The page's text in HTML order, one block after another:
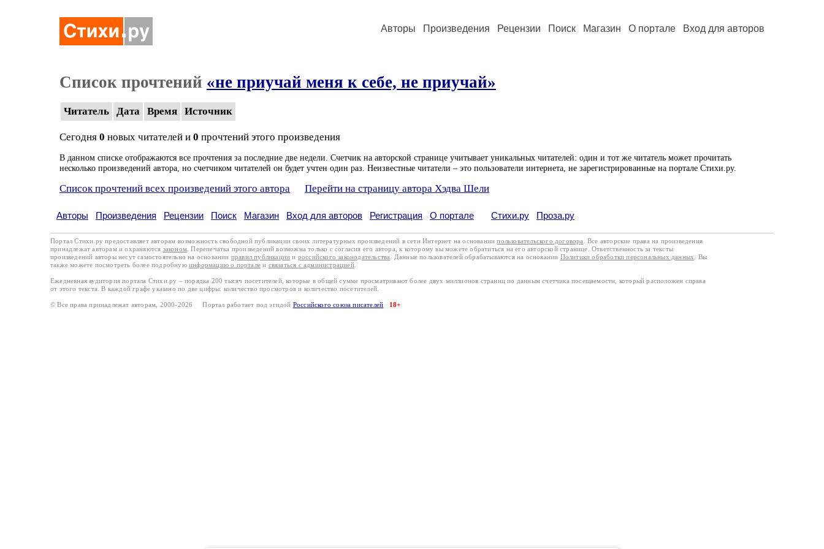
Авторы Произведения Рецензии Поиск Магазин О портале Вход для авторов
Список прочтений «не приучай меня к себе, не приучай»
Читатель Дата Время Источник
Сегодня 0 новых читателей и 0 прочтений этого произведения
В данном списке отображаются все прочтения за последние две недели. Счетчик на авторской странице учитывает уникальных читателей: один и тот же читатель может прочитать
несколько произведений автора, но счетчиком читателей он будет учтен один раз. Неизвестные читатели – это пользователи интернета, не зарегистрированные на портале Стихи.ру.
Список прочтений всех произведений этого автора Перейти на страницу автора Хэдва Шели
Авторы Произведения Рецензии Поиск Магазин Вход для авторов Регистрация О портале Стихи.ру Проза.ру
Портал Стихи.ру предоставляет авторам возможность свободной публикации своих литературных произведений в сети Интернет на основаниипользовательского договора
. Все авторские права на произведения
принадлежат авторам и охраняются законом . Перепечатка произведений возможна только с согласия его автора, к которому вы можете обратиться на его авторской странице. Ответственность за тексты
произведений авторы несут самостоятельно на основании правил публикации и российского законодательства . Данные пользователей обрабатываются на основании Политики обработки персональных данных
. Вы
также можете посмотреть более подробную информацию о портале и связаться с администрацией.
Ежедневная аудитория портала Стихи.ру – порядка 200 тысяч посетителей, которые в общей сумме просматривают более двух миллионов страниц по данным счетчика посещаемости, который расположен справа
от этого текста. В каждой графе указано по две цифры: количество просмотров и количество посетителей.
© Все права принадлежат авторам, 2000-2026 Портал работает под эгидой Российского союза писателей 18+